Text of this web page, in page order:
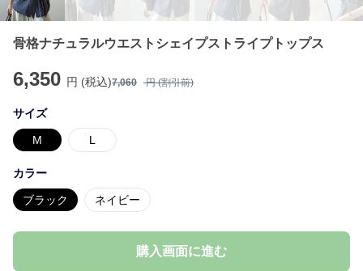
骨格ナチュラルウエストシェイプストライプトップス
6,350 円 (税込)7,060 円 (割引前)
サイズ
M L
カラー
ブラック ネイビー
購入画面に進む